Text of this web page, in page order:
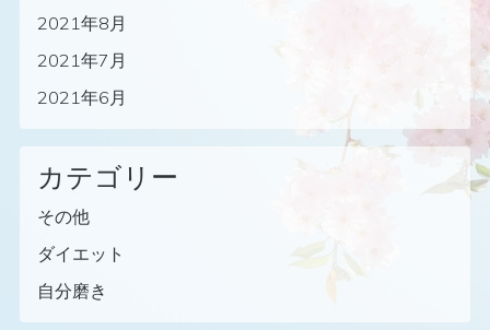
2021年8月
2021年7月
2021年6月
カテゴリー
その他
ダイエット
自分磨き